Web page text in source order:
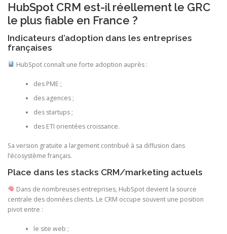
HubSpot CRM est-il réellement le GRC
le plus fiable en France ?
Indicateurs d’adoption dans les entreprises
françaises
HubSpot connaît une forte adoption auprès :
des PME ;
des agences ;
des startups ;
des ETI orientées croissance.
Sa version gratuite a largement contribué à sa diffusion dans
l’écosystème français.
Place dans les stacks CRM/marketing actuels
Dans de nombreuses entreprises, HubSpot devient la source
centrale des données clients. Le CRM occupe souvent une position
pivot entre :
le site web ;